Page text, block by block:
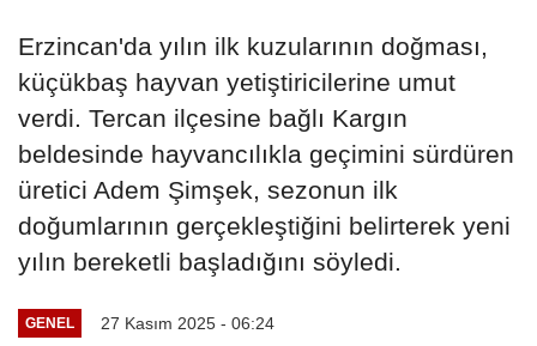
Erzincan'da yılın ilk kuzularının doğması,
küçükbaş hayvan yetiştiricilerine umut
verdi. Tercan ilçesine bağlı Kargın
beldesinde hayvancılıkla geçimini sürdüren
üretici Adem Şimşek, sezonun ilk
doğumlarının gerçekleştiğini belirterek yeni
yılın bereketli başladığını söyledi.
GENEL 27 Kasım 2025 - 06:24